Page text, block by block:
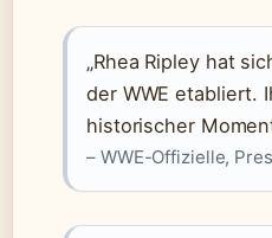
„Rhea Ripley hat
der WWE etabliert.
historischer
– WWE-Offizielle,